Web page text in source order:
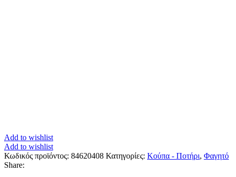
Add to wishlist
Add to wishlist
Κωδικός προϊόντος: 84620408 Κατηγορίες: Κούπα - Ποτήρι, Φαγητό
Share: